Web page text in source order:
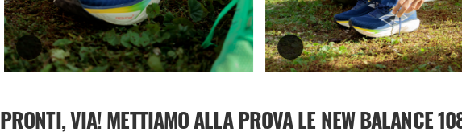
PRONTI, VIA! METTIAMO ALLA PROVA LE NEW BALANCE